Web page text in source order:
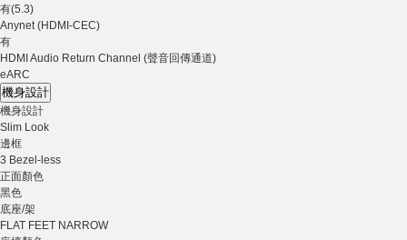
有(5.3)
Anynet (HDMI-CEC)
有
HDMI Audio Return Channel (聲音回傳通道)
eARC
機身設計
機身設計
Slim Look
邊框
3 Bezel-less
正面顏色
黑色
底座/架
FLAT FEET NARROW